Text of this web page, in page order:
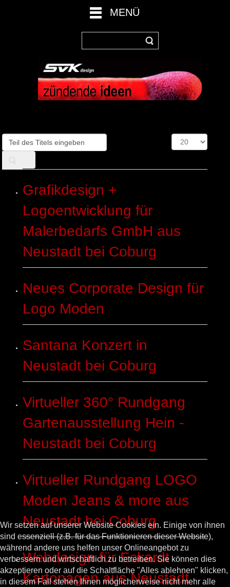
MENÜ
Teil
des
Anzeige
#
Grafikdesign +
Logoentwicklung für
Malerbedarfs GmbH aus
Neustadt bei Coburg
Neues Corporate Design für
Logo Moden
Santana Konzert in
Neustadt bei Coburg
Virtueller 360° Rundgang
Gartenausstellung Hein -
Neustadt bei Coburg
Virtueller Rundgang LOGO
Moden Jeans & more aus
Neustadt bei Coburg
Webdesign für Eckardt
Kartonagen aus Neustadt
Wir setzen auf unserer Website Cookies ein. Einige von ihnen
sind essenziell (z.B. für das Funktionieren dieser Website),
während andere uns helfen unser Onlineangebot zu
verbessern und wirtschaftlich zu betreiben. Sie können dies
akzeptieren oder auf die Schaltfläche "Alles ablehnen" klicken,
in diesem Fall stehen Ihnen möglicherweise nicht mehr alle